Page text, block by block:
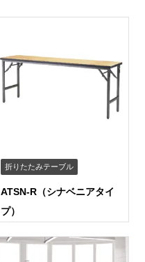
折りたたみテーブル
ATSN-R（シナベニアタイ
プ）